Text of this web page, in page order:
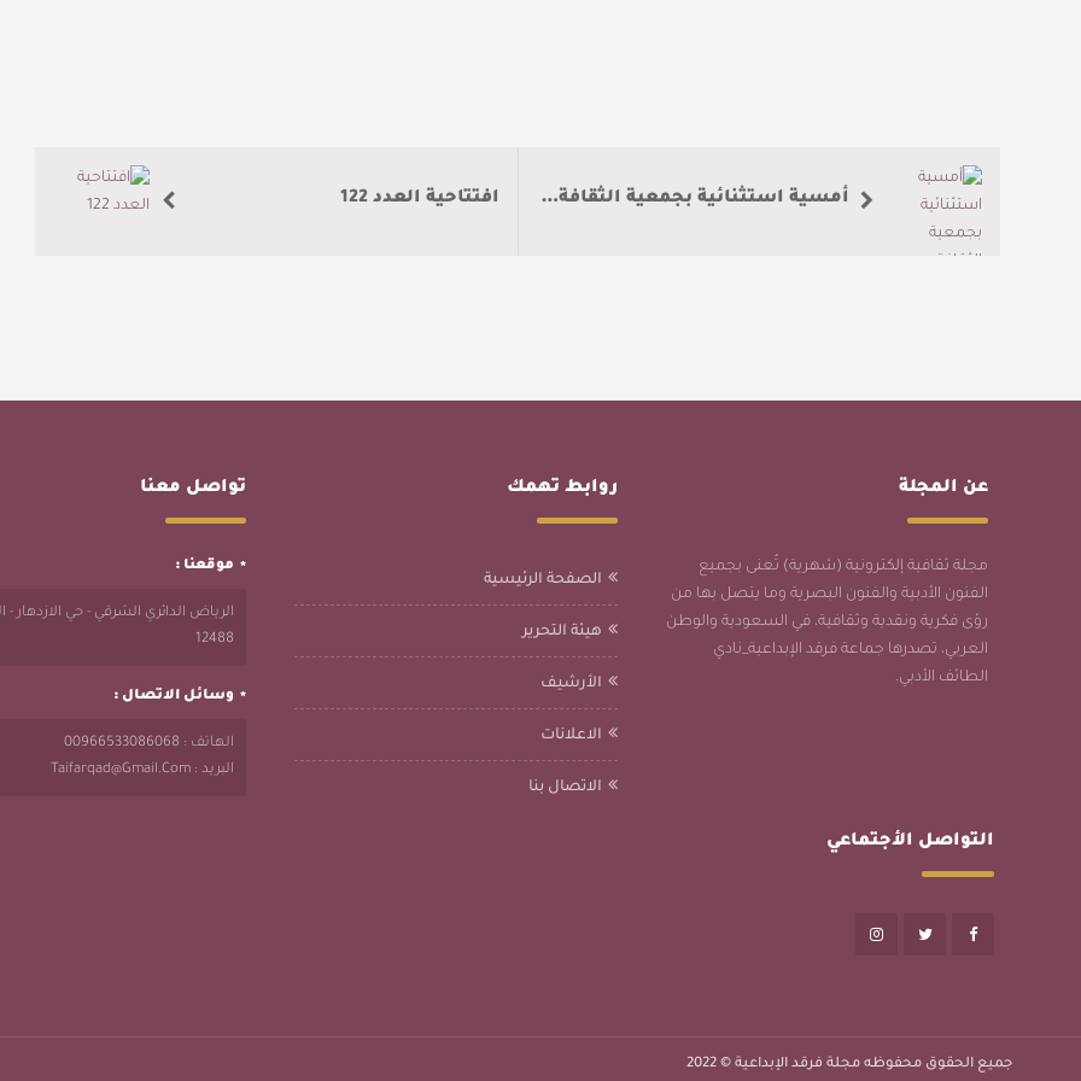
أمسية استثنائية بجمعية الثقافة والفنون بجدة للشاعر علي عيظة افتتاحية العدد 122
عن المجلة
مجلة ثقافية إلكترونية (شهرية) تُعنى بجميع
الفنون الأدبية والفنون البصرية وما يتصل بها من
رؤى فكرية ونقدية وثقافية، في السعودية والوطن
العربي، تصدرها جماعة فرقد الإبداعية_نادي
الطائف الأدبي.
روابط تهمك
الصفحة الرئيسية
هيئة التحرير
الأرشيف
الاعلانات
الاتصال بنا
تواصل معنا
موقعنا :
الرياض الدائري الشرقي - حي الازدهار -
12488
وسائل الاتصال :
الهاتف : 00966533086068
البريد : Taifarqad@gmail.com
التواصل الأجتماعي
جميع الحقوق محفوظه مجلة فرقد الإبداعية © 2022